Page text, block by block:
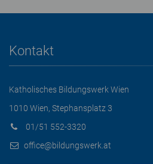
Kontakt
Katholisches Bildungswerk Wien
1010 Wien, Stephansplatz 3
01/51 552-3320
office@bildungswerk.at